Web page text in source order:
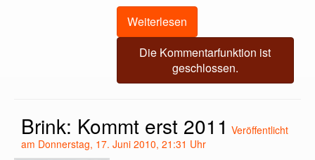
Weiterlesen
Die Kommentarfunktion ist
geschlossen.
Brink: Kommt erst 2011 Veröffentlicht
am Donnerstag, 17. Juni 2010, 21:31 Uhr